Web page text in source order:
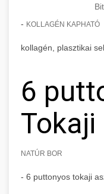
- KOLLAGÉN KAPHATÓ
kollagén, plasztikai
6
NATÚR BOR
- 6 puttonyos tokaji